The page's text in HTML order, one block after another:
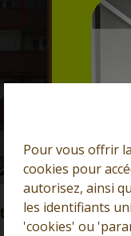
Pour vous offrir
cookies pour
autorisez, ainsi
les identifiants
'cookies' ou
2